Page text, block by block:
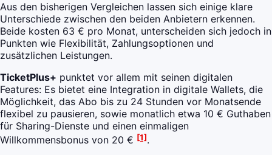
Aus den bisherigen Vergleichen lassen sich einige klare
Unterschiede zwischen den beiden Anbietern erkennen.
Beide kosten 63 € pro Monat, unterscheiden sich jedoch in
Punkten wie Flexibilität, Zahlungsoptionen und
zusätzlichen Leistungen.
TicketPlus+ punktet vor allem mit seinen digitalen
Features: Es bietet eine Integration in digitale Wallets, die
Möglichkeit, das Abo bis zu 24 Stunden vor Monatsende
flexibel zu pausieren, sowie monatlich etwa 10 € Guthaben
für Sharing-Dienste und einen einmaligen
Willkommensbonus von 20 € [1].